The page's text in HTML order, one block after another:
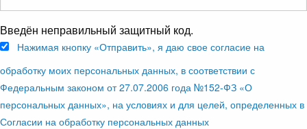
Введён неправильный защитный код.
Нажимая кнопку «Отправить», я даю свое согласие на
обработку моих персональных данных, в соответствии с
Федеральным законом от 27.07.2006 года №152-ФЗ «О
персональных данных», на условиях и для целей, определенных в
Согласии на обработку персональных данных